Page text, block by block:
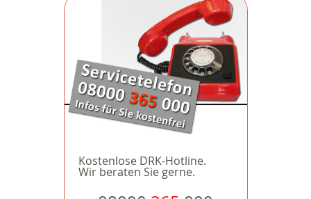
Kostenlose DRK-Hotline.
Wir beraten Sie gerne.